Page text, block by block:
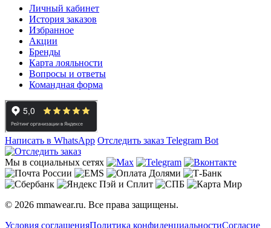
Личный кабинет
История заказов
Избранное
Акции
Бренды
Карта лояльности
Вопросы и ответы
Командная форма
Написать в WhatsApp Отследить заказ Telegram Bot
Мы в социальных сетях
© 2026 mmawear.ru. Все права защищены.
Условия соглашенияПолитика конфиденциальностиСогласие